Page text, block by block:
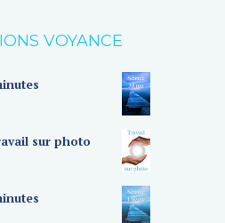
VOYANCE
sur photo